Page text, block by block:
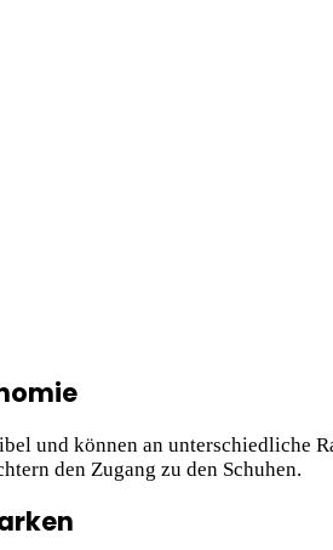
und können an unterschiedliche
den Zugang zu den Schuhen.